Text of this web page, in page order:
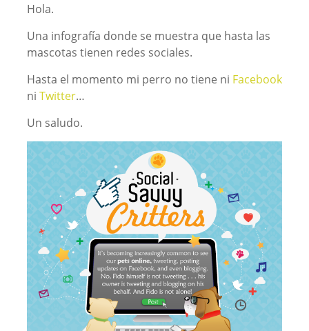
Hola.
Una infografía donde se muestra que hasta las
mascotas tienen redes sociales.
Hasta el momento mi perro no tiene ni Facebook
ni Twitter…
Un saludo.